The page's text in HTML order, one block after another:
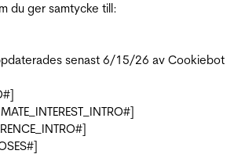
du ger samtycke till:
senast 6/15/26 av Cookiebot